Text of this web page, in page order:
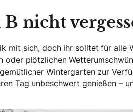
nicht
mit sich, doch ihr solltet für alle
plötzlichen
Wintergarten zur
Tag unbeschwert genießen –